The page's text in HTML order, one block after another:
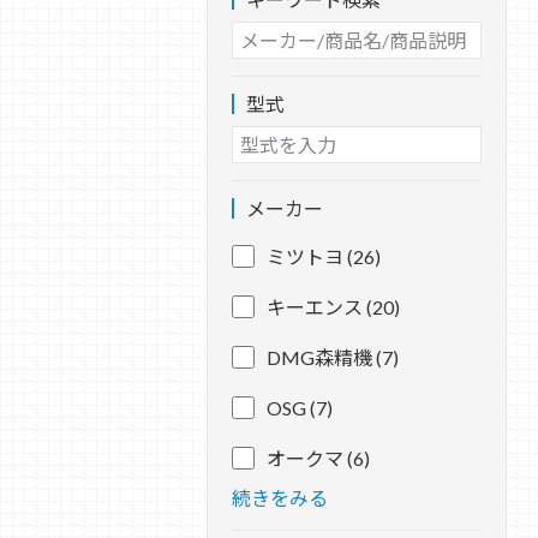
型式
メーカー
ミツトヨ (26)
キーエンス (20)
DMG森精機 (7)
OSG (7)
オークマ (6)
続きをみる